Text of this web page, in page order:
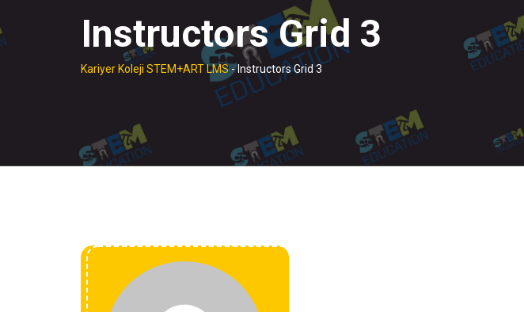
Instructors Grid 3
Kariyer Koleji STEM+ART LMS - Instructors Grid 3